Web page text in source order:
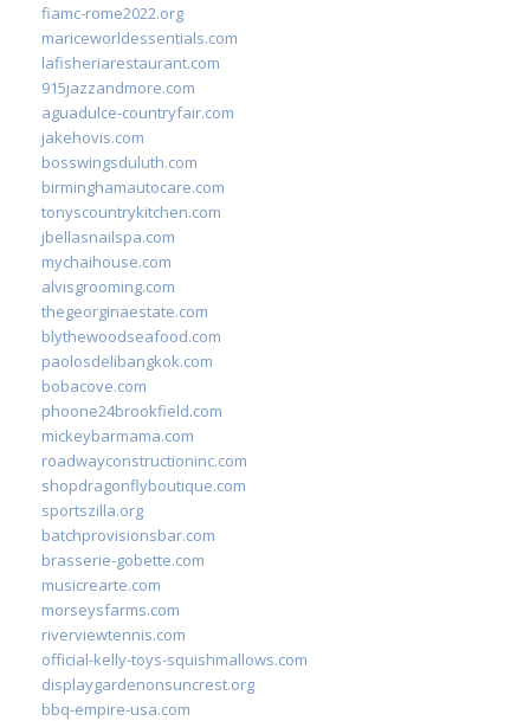
fiamc-rome2022.org
mariceworldessentials.com
lafisheriarestaurant.com
915jazzandmore.com
aguadulce-countryfair.com
jakehovis.com
bosswingsduluth.com
birminghamautocare.com
tonyscountrykitchen.com
jbellasnailspa.com
mychaihouse.com
alvisgrooming.com
thegeorginaestate.com
blythewoodseafood.com
paolosdelibangkok.com
bobacove.com
phoone24brookfield.com
mickeybarmama.com
roadwayconstructioninc.com
shopdragonflyboutique.com
sportszilla.org
batchprovisionsbar.com
brasserie-gobette.com
musicrearte.com
morseysfarms.com
riverviewtennis.com
official-kelly-toys-squishmallows.com
displaygardenonsuncrest.org
bbq-empire-usa.com